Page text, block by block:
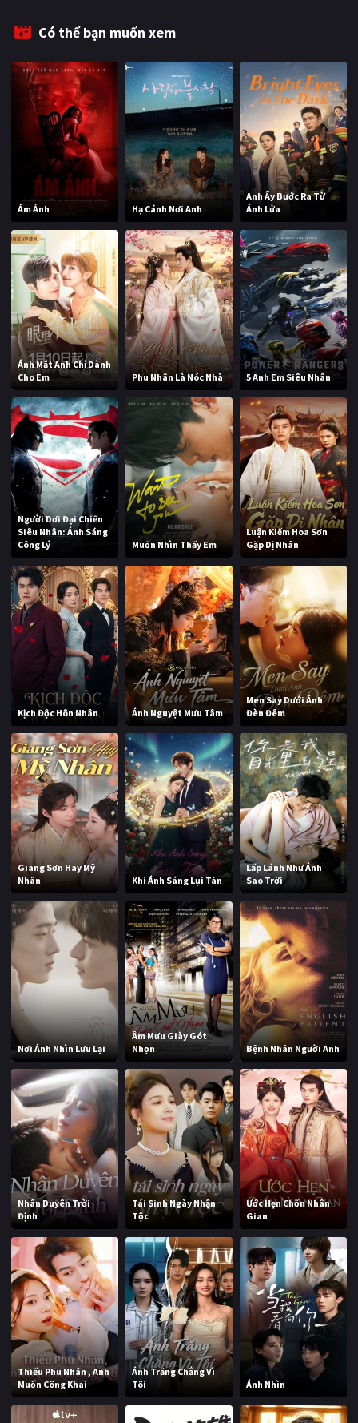
Có thể bạn muốn xem
Ám Ảnh Hạ Cánh Nơi Anh
Anh Ấy Bước Ra Từ
Ánh Lửa
Ánh Mắt Anh Chỉ Dành
Cho Em
Phu Nhân Là Nóc Nhà 5 Anh Em Siêu Nhân
Người Dơi Đại Chiến
Siêu Nhân: Ánh Sáng
Công Lý
Muốn Nhìn Thấy Em
Luận Kiếm Hoa Sơn
Gặp Dị Nhân
Kịch Độc Hôn Nhân Ánh Nguyệt Mưu Tâm
Men Say Dưới Ánh
Đèn Đêm
Giang Sơn Hay Mỹ
Nhân
Khi Ánh Sáng Lụi Tàn
Lấp Lánh Như Ánh
Sao Trời
Nơi Ánh Nhìn Lưu Lại
Âm Mưu Giày Gót
Nhọn
Bệnh Nhân Người Anh
Nhân Duyên Trời
Định
Tái Sinh Ngày Nhận
Tộc
Ước Hẹn Chốn Nhân
Gian
Thiếu Phu Nhân , Anh
Muốn Công Khai
Ánh Trăng Chẳng Vì
Tôi
Ánh Nhìn